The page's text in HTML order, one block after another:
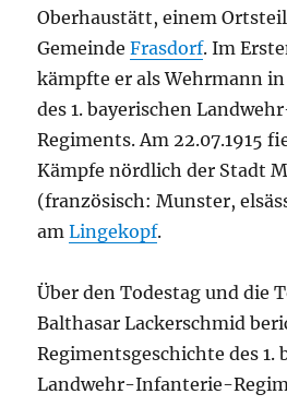
Oberhaustätt, einem
GemeindeFrasdorf. Im
kämpfte er als Wehrmann
des 1. bayerischen
Regiments. Am 22.07.1915
Kämpfe nördlich der Stadt
(französisch: Munster,
amLingekopf.
Über den Todestag und die
Balthasar Lackerschmid
Regimentsgeschichte des 1.
Landwehr-Infanterie-